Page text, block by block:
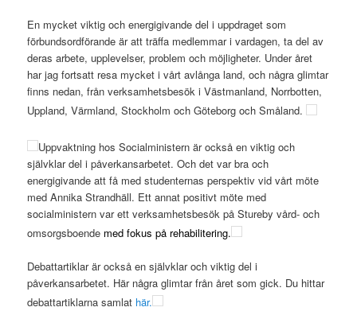
En mycket viktig och energigivande del i uppdraget som
förbundsordförande är att träffa medlemmar i vardagen, ta del av
deras arbete, upplevelser, problem och möjligheter. Under året
har jag fortsatt resa mycket i vårt avlånga land, och några glimtar
finns nedan, från verksamhetsbesök i Västmanland, Norrbotten,
Uppland, Värmland, Stockholm och Göteborg och Småland.
Uppvaktning hos Socialministern är också en viktig och
självklar del i påverkansarbetet. Och det var bra och
energigivande att få med studenternas perspektiv vid vårt möte
med Annika Strandhäll. Ett annat positivt möte med
socialministern var ett verksamhetsbesök på Stureby vård- och
omsorgsboende med fokus på rehabilitering.
Debattartiklar är också en självklar och viktig del i
påverkansarbetet. Här några glimtar från året som gick. Du hittar
debattartiklarna samlat här.